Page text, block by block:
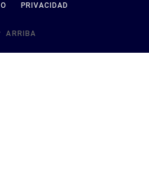
PRIVACIDAD
ARRIBA